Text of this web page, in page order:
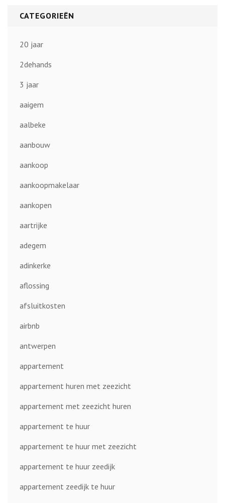
CATEGORIEËN
20 jaar
2dehands
3 jaar
aaigem
aalbeke
aanbouw
aankoop
aankoopmakelaar
aankopen
aartrijke
adegem
adinkerke
aflossing
afsluitkosten
airbnb
antwerpen
appartement
appartement huren met zeezicht
appartement met zeezicht huren
appartement te huur
appartement te huur met zeezicht
appartement te huur zeedijk
appartement zeedijk te huur